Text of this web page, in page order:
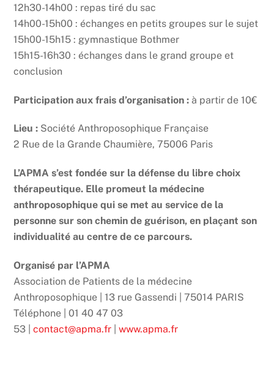
12h30-14h00 : repas tiré du sac
14h00-15h00 : échanges en petits groupes sur le sujet
15h00-15h15 : gymnastique Bothmer
15h15-16h30 : échanges dans le grand groupe et
conclusion
Participation aux frais d’organisation : à partir de 10€
Lieu : Société Anthroposophique Française
2 Rue de la Grande Chaumière, 75006 Paris
L’APMA s’est fondée sur la défense du libre choix
thérapeutique. Elle promeut la médecine
anthroposophique qui se met au service de la
personne sur son chemin de guérison, en plaçant son
individualité au centre de ce parcours.
Organisé par l’APMA
Association de Patients de la médecine
Anthroposophique | 13 rue Gassendi | 75014 PARIS
Téléphone | 01 40 47 03
53 |contact@apma.fr www.apma.fr